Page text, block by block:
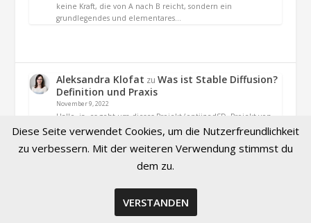
keine Kraft, die von A nach B reicht, sondern ein
grundlegendes und elementares…
Aleksandra Klofat zuWas ist Stable Diffusion?
Definition und Praxis
November 9, 2022
Hallo, ja. es geht um dieses Projekt (optiizedSD=Projekt von
Basu Jindal)
© 2026 Created by Aleksandra Klofat
Diese Seite verwendet Cookies, um die Nutzerfreundlichkeit
zu verbessern. Mit der weiteren Verwendung stimmst du
dem zu.
VERSTANDEN